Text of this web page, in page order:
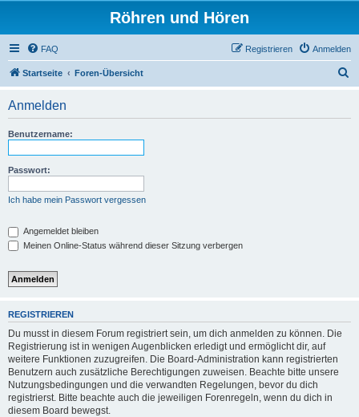
Röhren und Hören
FAQ Anmelden
Registrieren
Startseite Foren-Übersicht
Anmelden
Benutzername:
Passwort:
Ich habe mein Passwort vergessen
Angemeldet bleiben
Meinen Online-Status während dieser Sitzung verbergen
REGISTRIEREN
Du musst in diesem Forum registriert sein, um dich anmelden zu können. Die
Registrierung ist in wenigen Augenblicken erledigt und ermöglicht dir, auf
weitere Funktionen zuzugreifen. Die Board-Administration kann registrierten
Benutzern auch zusätzliche Berechtigungen zuweisen. Beachte bitte unsere
Nutzungsbedingungen und die verwandten Regelungen, bevor du dich
registrierst. Bitte beachte auch die jeweiligen Forenregeln, wenn du dich in
diesem Board bewegst.